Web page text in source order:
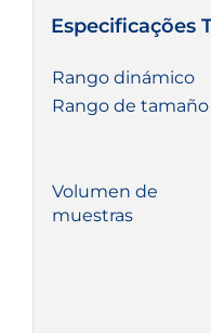
Especificações
Rango dinámico
Rango de tamaño
Volumen de
muestras